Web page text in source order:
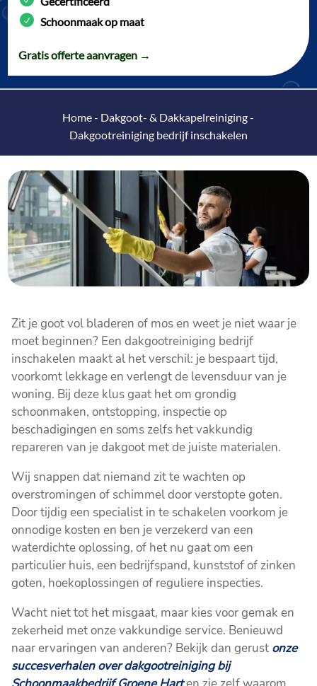
Schoonmaak op maat
Gratis offerte aanvragen →
Home- Dakgoot- & Dakkapelreiniging-
Dakgootreiniging bedrijf inschakelen
Zit je goot vol bladeren of mos en weet je niet waar je
moet beginnen? Een dakgootreiniging bedrijf
inschakelen maakt al het verschil: je bespaart tijd,
voorkomt lekkage en verlengt de levensduur van je
woning. Bij deze klus gaat het om grondig
schoonmaken, ontstopping, inspectie op
beschadigingen en soms zelfs het vakkundig
repareren van je dakgoot met de juiste materialen.
Wij snappen dat niemand zit te wachten op
overstromingen of schimmel door verstopte goten.
Door tijdig een specialist in te schakelen voorkom je
onnodige kosten en ben je verzekerd van een
waterdichte oplossing, of het nu gaat om een
particulier huis, een bedrijfspand, kunststof of zinken
goten, hoekoplossingen of reguliere inspecties.
Wacht niet tot het misgaat, maar kies voor gemak en
zekerheid met onze vakkundige service. Benieuwd
naar ervaringen van anderen? Bekijk dan gerust onze
succesverhalen over dakgootreiniging bij